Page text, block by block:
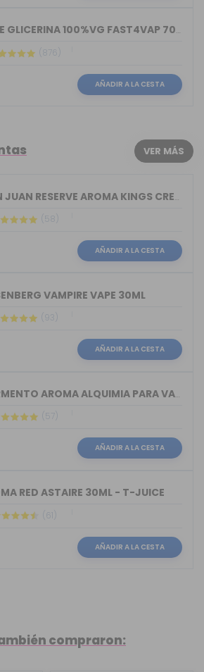
BASE GLICERINA 100%VG FAST4VAP 70ML O...
(876)
AÑADIR A LA CESTA
VER MÁS
DON JUAN RESERVE AROMA KINGS CREST 30ML
(58)
AÑADIR A LA CESTA
VAMPIRE VAPE 30ML
(93)
AÑADIR A LA CESTA
TORMENTO AROMA ALQUIMIA PARA VAPERS 30ML
(57)
AÑADIR A LA CESTA
RED ASTAIRE 30ML - T-JUICE
(61)
AÑADIR A LA CESTA
compraron: